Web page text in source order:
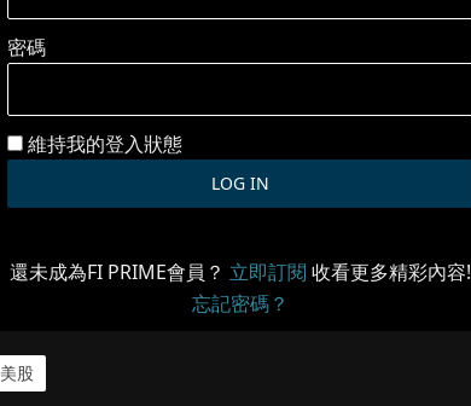
密碼
維持我的登入狀態
還未成為FI PRIME會員？ 立即訂閱 收看更多精彩內容!
忘記密碼？
美股